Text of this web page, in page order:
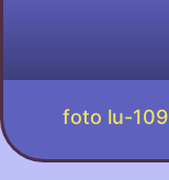
foto lu-109